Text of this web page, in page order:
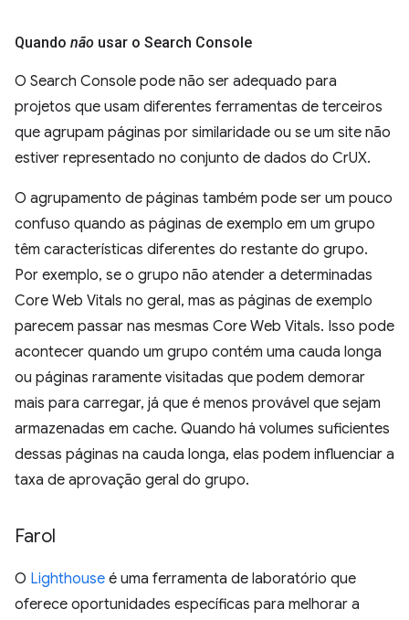
Quando não usar o Search Console
O Search Console pode não ser adequado para
projetos que usam diferentes ferramentas de terceiros
que agrupam páginas por similaridade ou se um site não
estiver representado no conjunto de dados do CrUX.
O agrupamento de páginas também pode ser um pouco
confuso quando as páginas de exemplo em um grupo
têm características diferentes do restante do grupo.
Por exemplo, se o grupo não atender a determinadas
Core Web Vitals no geral, mas as páginas de exemplo
parecem passar nas mesmas Core Web Vitals. Isso pode
acontecer quando um grupo contém uma cauda longa
ou páginas raramente visitadas que podem demorar
mais para carregar, já que é menos provável que sejam
armazenadas em cache. Quando há volumes suficientes
dessas páginas na cauda longa, elas podem influenciar a
taxa de aprovação geral do grupo.
Farol
O Lighthouse é uma ferramenta de laboratório que
oferece oportunidades específicas para melhorar a